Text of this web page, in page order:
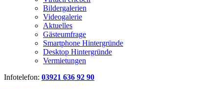
Bildergalerien
Videogalerie
Aktuelles
Gästeumfrage
Smartphone Hintergründe
Desktop Hintergründe
Vermietungen
Infotelefon: 03921 636 92 90